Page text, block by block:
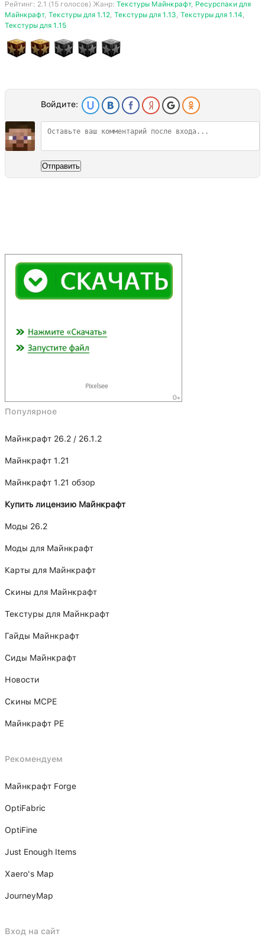
Рейтинг: 2.1 (15 голосов) Жанр: Текстуры Майнкрафт, Ресурспаки для
Майнкрафт, Текстуры для 1.12, Текстуры для 1.13, Текстуры для 1.14,
Текстуры для 1.15
Войдите:
Отправить
Популярное
Майнкрафт 26.2 / 26.1.2
Майнкрафт 1.21
Майнкрафт 1.21 обзор
Купить лицензию Майнкрафт
Моды 26.2
Моды для Майнкрафт
Карты для Майнкрафт
Скины для Майнкрафт
Текстуры для Майнкрафт
Гайды Майнкрафт
Сиды Майнкрафт
Новости
Скины MCPE
Майнкрафт PE
Рекомендуем
Майнкрафт Forge
OptiFabric
OptiFine
Just Enough Items
Xаero's Mаp
JourneyMap
Вход на сайт